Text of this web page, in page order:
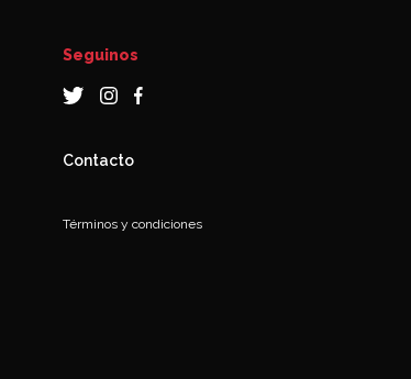
Seguinos
Contacto
Términos y condiciones